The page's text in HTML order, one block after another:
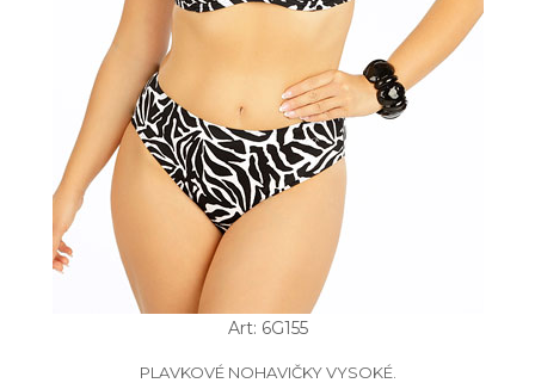
Art: 6G155
PLAVKOVÉ NOHAVIČKY VYSOKÉ.